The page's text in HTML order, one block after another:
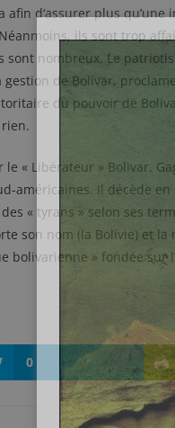
d‘assurer plus
ils sont trop
nombreux. Le
de Bolivar,
du pouvoir de
rien.
le « Libérateur » Bolivar.
américaines. Il décède
« tyrans » selon ses
son nom (la Bolivie) et
bolivarienne » fondée sur
0